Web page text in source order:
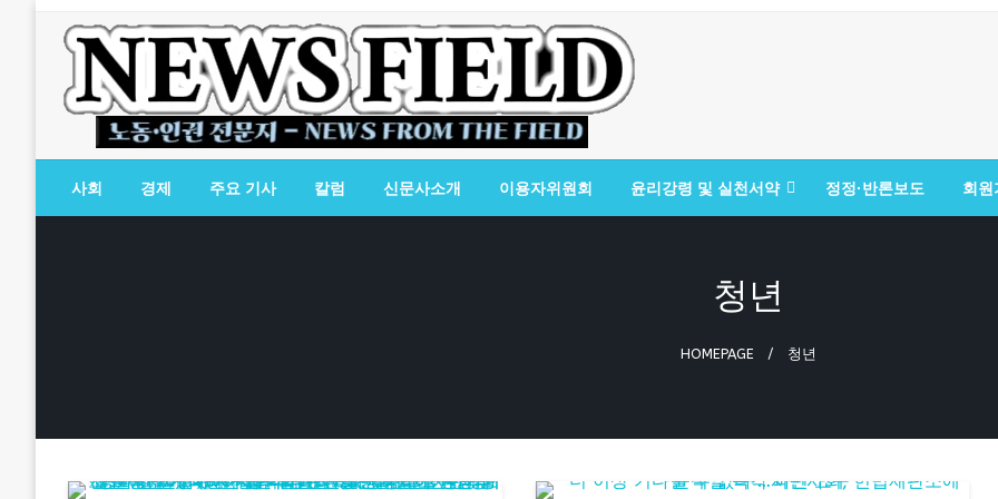
뉴스필드
노동·인권 전문지
사회 경제 주요 기사 칼럼 신문사소개 이용자위원회 윤리강령 및 실천서약 정정·반론보도 회원
청년
HOMEPAGE 청년